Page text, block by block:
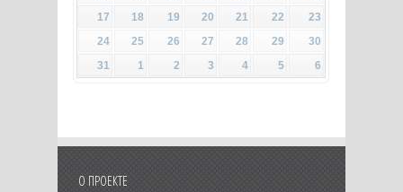
17
18 19 20 21 22
23
24
25 26 27 28 29
30
31
1 2 3 4 5 6
О ПРОЕКТЕ